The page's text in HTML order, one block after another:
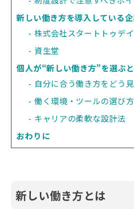
新しい働き方を導入している
株式会社スタートトゥデイ
資生堂
個人が“新しい働き方”を選ぶ
自分に合う働き方をどう
働く環境・ツールの選び方
キャリアの柔軟な設計法
おわりに
新しい働き方とは